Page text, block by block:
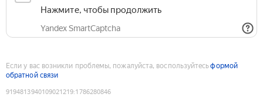
Нажмите, чтобы продолжить
Yandex SmartCaptcha
Если у вас возникли проблемы, пожалуйста, воспользуйтесьформой
обратной связи
9194813940109021219:1786280846